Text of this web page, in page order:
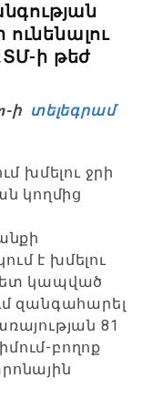
ի թեժ
ի տելեգրամ
խմելու ջրի
կողմից
է խմելու
կապված
զանգահարել
81
բողոք